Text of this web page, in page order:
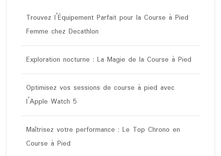
Trouvez l’Équipement Parfait pour la Course à Pied
Femme chez Decathlon
Exploration nocturne : La Magie de la Course à Pied
Optimisez vos sessions de course à pied avec
l’Apple Watch 5
Maîtrisez votre performance : Le Top Chrono en
Course à Pied